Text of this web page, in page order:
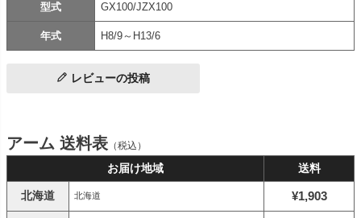
型式 GX100/JZX100
年式 H8/9～H13/6
レビューの投稿
アーム 送料表 （税込）
お届け地域 送料
北海道 北海道 ¥1,903